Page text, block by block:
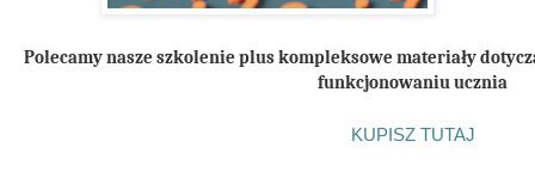
Polecamy nasze szkolenie plus kompleksowe materiały
funkcjonowaniu ucznia
KUPISZ TUTAJ